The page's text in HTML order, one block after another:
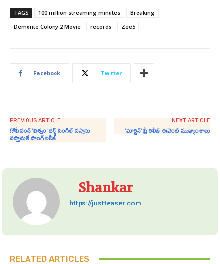
TAGS 100 million streaming minutes
Breaking
Demonte Colony 2 Movie
records Zee5
Facebook Twitter
PREVIOUS ARTICLE
గోపీచంద్ ‘విశ్వం’ థర్డ్ సింగిల్ వస్తాను
వస్తానులే సాంగ్ రిలీజ్
NEXT ARTICLE
‘మార్టిన్’ ప్రీ రిలీజ్ ఈవెంట్‌ ముఖ్యాంశాలు
Shankar
https://justteaser.com
RELATED ARTICLES